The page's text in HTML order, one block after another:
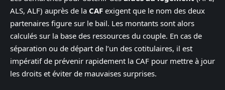
ALS, ALF) auprès de la CAF exigent que le nom des deux
partenaires figure sur le bail. Les montants sont alors
calculés sur la base des ressources du couple. En cas de
séparation ou de départ de l’un des cotitulaires, il est
impératif de prévenir rapidement la CAF pour mettre à jour
les droits et éviter de mauvaises surprises.